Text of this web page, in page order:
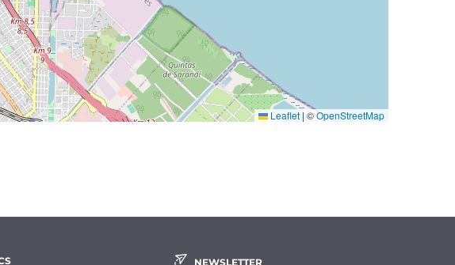
Leaflet |©OpenStreetMap
NEWSLETTER